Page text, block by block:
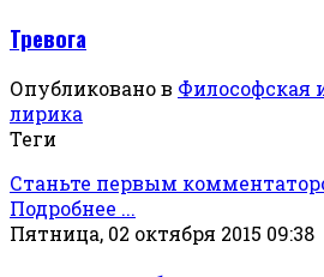
Тревога
Опубликовано в Философская
лирика
Теги
Станьте первым
Подробнее ...
Пятница, 02 октября 2015 09:38